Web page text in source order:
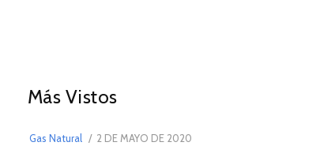
Más Vistos
Gas Natural
POSTED
2 DE MAYO DE 2020